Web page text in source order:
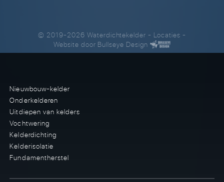
© 2019-2026 Waterdichtekelder- Locaties -
Website door Bullseye Design
Nieuwbouw-kelder
Onderkelderen
Uitdiepen van kelders
Vochtwering
Kelderdichting
Kelderisolatie
Fundamentherstel